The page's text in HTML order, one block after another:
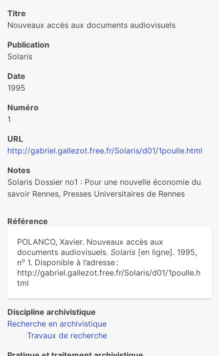
Titre
Nouveaux accès aux documents audiovisuels
Publication
Solaris
Date
1995
Numéro
1
URL
http://gabriel.gallezot.free.fr/Solaris/d01/1poulle.html
Notes
Solaris Dossier no1 : Pour une nouvelle économie du
savoir Rennes, Presses Universitaires de Rennes
Référence
POLANCO, Xavier. Nouveaux accès aux
documents audiovisuels. Solaris [en ligne]. 1995,
no 1. Disponible à l’adresse :
http://gabriel.gallezot.free.fr/Solaris/d01/1poulle.h
tml
Discipline archivistique
Recherche en archivistique
Travaux de recherche